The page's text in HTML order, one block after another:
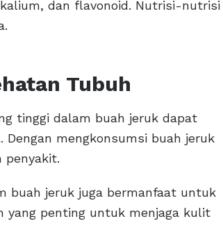
dan flavonoid. Nutrisi-nutrisi
Tubuh
tinggi dalam buah jeruk dapat
mengkonsumsi buah jeruk
penyakit.
buah jeruk juga bermanfaat untuk
yang penting untuk menjaga kulit